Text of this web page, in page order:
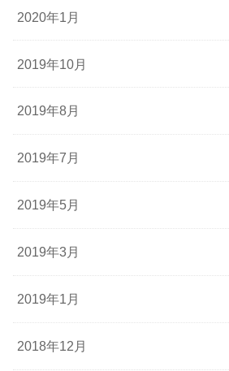
2020年1月
2019年10月
2019年8月
2019年7月
2019年5月
2019年3月
2019年1月
2018年12月